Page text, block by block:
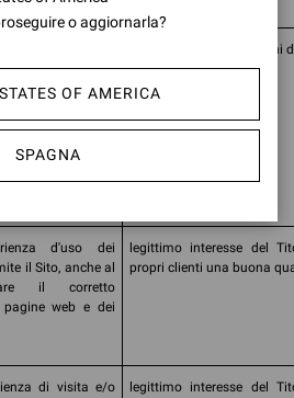
contabile e
alle richieste
in caso di
illecite o
adempimento ad obblighi
d'uso dei
il Sito, anche al
il corretto
web e dei
legittimo interesse del
propri clienti una buona
di visita e/o
legittimo interesse del
o aggiornarla?
OF AMERICA
SPAGNA